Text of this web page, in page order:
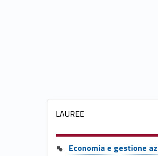
m
aLAUREE
Economia e gestione